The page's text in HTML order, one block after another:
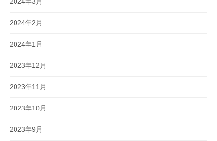
2024年3月
2024年2月
2024年1月
2023年12月
2023年11月
2023年10月
2023年9月